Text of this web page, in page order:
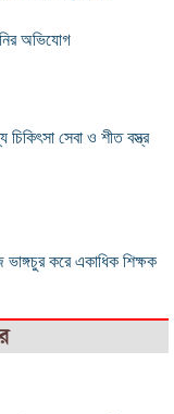
অভিযোগ
চিকিৎসা সেবা ও শীত বস্ত্র
ভাঙ্গচুর করে একাধিক শিক্ষক